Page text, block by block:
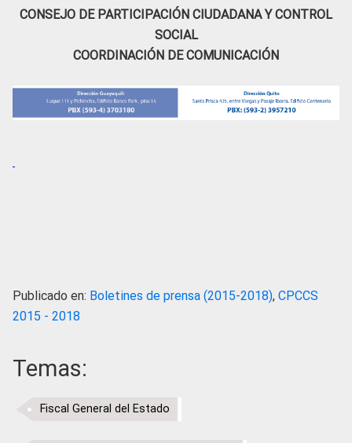
CONSEJO DE PARTICIPACIÓN CIUDADANA Y CONTROL
SOCIAL
COORDINACIÓN DE COMUNICACIÓN
Publicado en: Boletines de prensa (2015-2018), CPCCS
2015 - 2018
Temas:
Fiscal General del Estado